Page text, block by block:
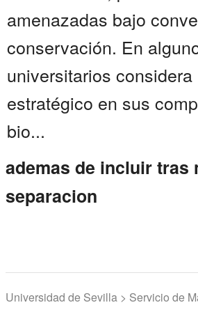
amenazadas bajo
conservación. En
universitarios
estratégico en sus
bio...
ademas de incluir tras
separacion
Universidad de Sevilla > Servicio de